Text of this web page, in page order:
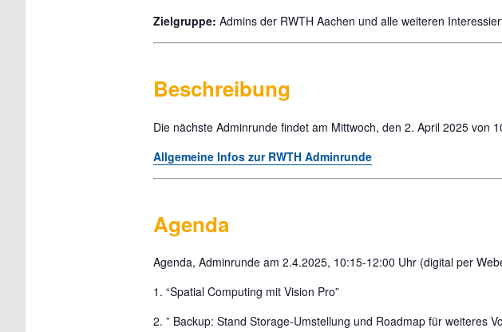
Zielgruppe: Admins der RWTH Aachen und alle weiteren
Beschreibung
Die nächste Adminrunde findet am Mittwoch, den 2. April 2025 von
Allgemeine Infos zur RWTH Adminrunde
Agenda
Agenda, Adminrunde am 2.4.2025, 10:15-12:00 Uhr (digital per
1. “Spatial Computing mit Vision Pro”
2. ” Backup: Stand Storage-Umstellung und Roadmap für weiteres